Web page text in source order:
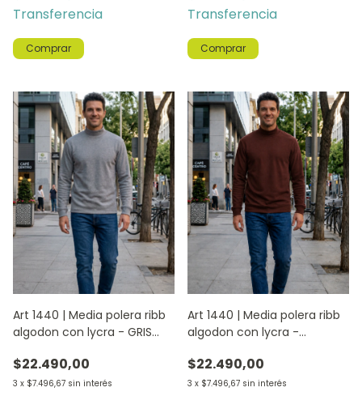
Transferencia
Comprar
Transferencia
Comprar
Art 1440 | Media polera ribb
algodon con lycra - GRIS
$22.490,00
3 x $7.496,67 sin interés
Art 1440 | Media polera ribb
algodon con lycra -
$22.490,00
3 x $7.496,67 sin interés